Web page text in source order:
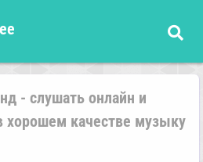
- слушать онлайн и
хорошем качестве музыку